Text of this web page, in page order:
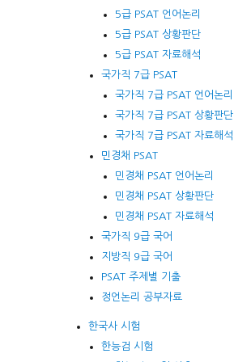
5급 PSAT 언어논리
5급 PSAT 상황판단
5급 PSAT 자료해석
국가직 7급 PSAT
국가직 7급 PSAT 언어논리
국가직 7급 PSAT 상황판단
국가직 7급 PSAT 자료해석
민경채 PSAT
민경채 PSAT 언어논리
민경채 PSAT 상황판단
민경채 PSAT 자료해석
국가직 9급 국어
지방직 9급 국어
PSAT 주제별 기출
정언논리 공부자료
한국사 시험
한능검 시험